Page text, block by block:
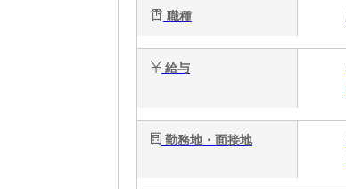
職種
給与
勤務地・面接地